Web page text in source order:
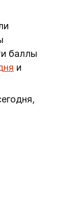
баллы
и